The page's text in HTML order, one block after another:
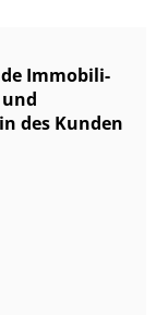
Im­mo­bi­li­
des Kunden